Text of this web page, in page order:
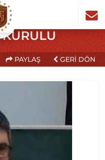
PAYLAŞ GERI DÖN